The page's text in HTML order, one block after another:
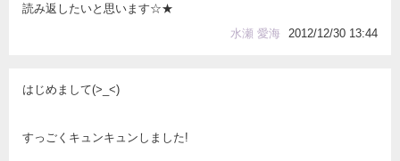
読み返したいと思います☆★
水瀬 愛海
2012/12/30 13:44
はじめまして(>_<)
すっごくキュンキュンしました!